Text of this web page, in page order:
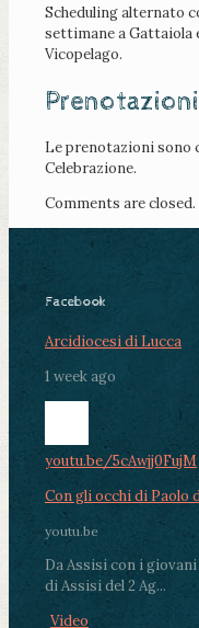
Scheduling alternato
settimane a Gattaiola
Vicopelago.
Prenotazioni
Le prenotazioni sono
Celebrazione.
Comments are closed.
Facebook
Arcidiocesi di Lucca
1 week ago
youtu.be/5cAwjj0FujM
Con gli occhi di Paolo
youtu.be
Da Assisi con i
di Assisi del 2 Ag...
Video